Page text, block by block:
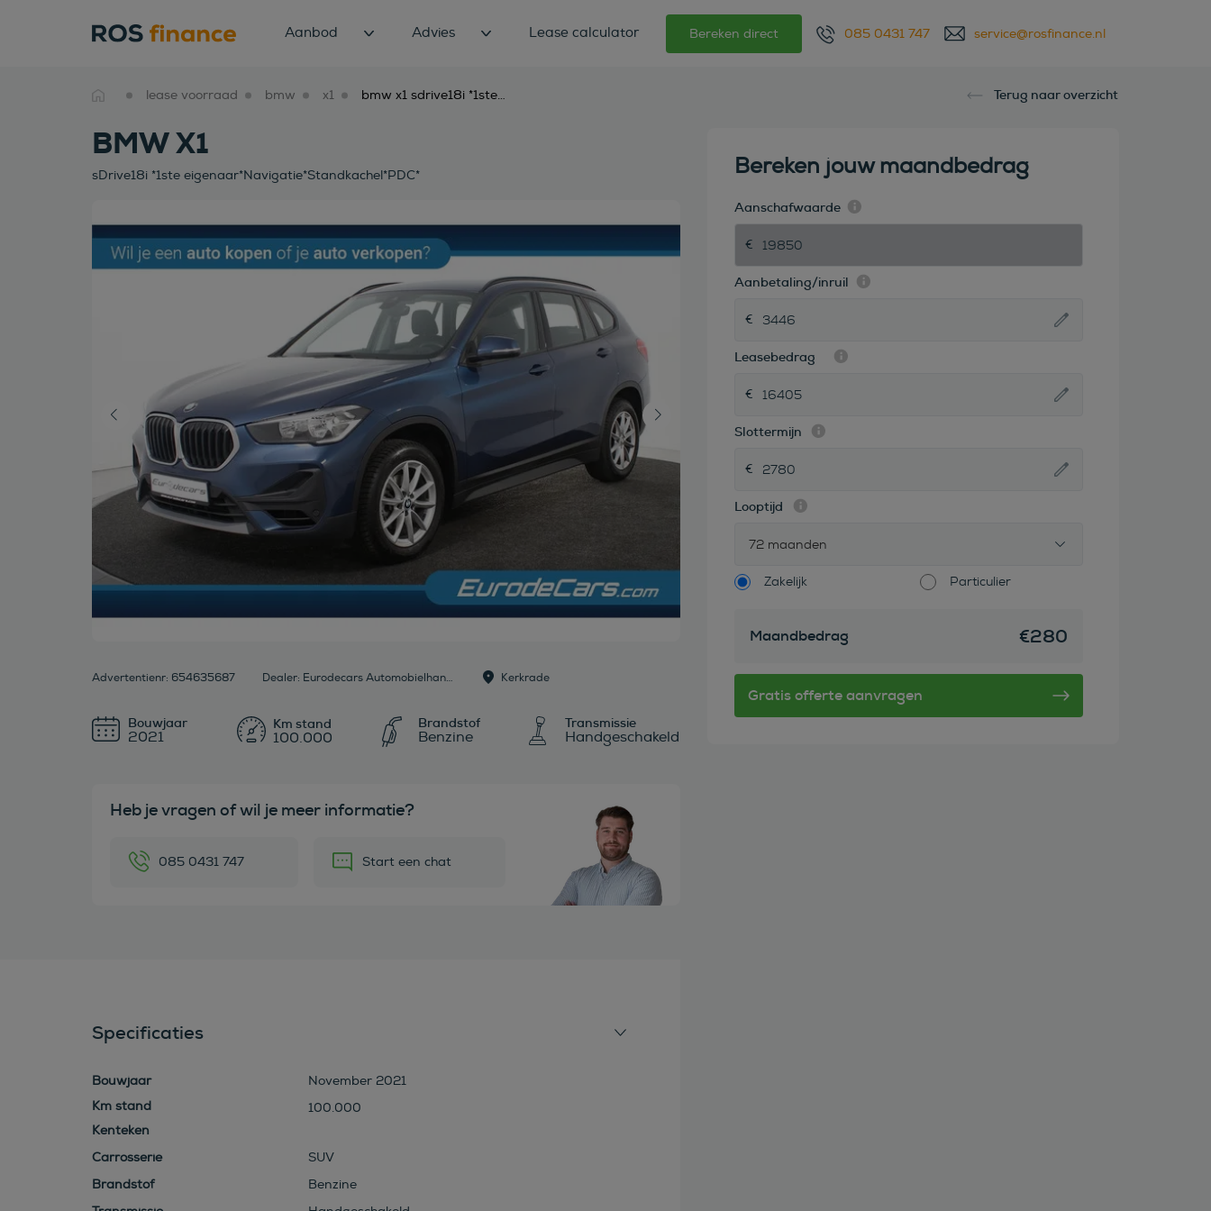
Aanbod Advies Lease calculator Bereken direct 085 0431 747 service@rosfinance.nl
lease voorraad bmw x1 bmw x1 sdrive18i *1ste eigenaar*navigatie*standkachel*pdc* Terug naar overzicht
BMW X1
sDrive18i *1ste eigenaar*Navigatie*Standkachel*PDC*
Advertentienr: 654635687 Dealer: Eurodecars Automobielhandel b.v. Kerkrade
Bouwjaar
2021 100.000
Brandstof
Benzine
Transmissie
Handgeschakeld
Heb je vragen of wil je meer informatie?
085 0431 747 Start een chat
Specificaties
Bouwjaar
November 2021
100.000
Kenteken
Carrosserie
SUV
Brandstof
Benzine
Bereken jouw maandbedrag
Aanschafwaarde
Aanbetaling/inruil
Leasebedrag
Slottermijn
Looptijd
72 maanden
Zakelijk Particulier
Maandbedrag €280